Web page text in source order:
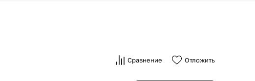
Сравнение Отложить